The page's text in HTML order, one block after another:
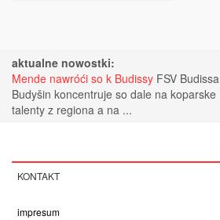
aktualne nowostki:
Mende nawróći so k Budissy FSV Budissa
Budyšin koncentruje so dale na koparske
talenty z regiona a na ...
KONTAKT
impresum